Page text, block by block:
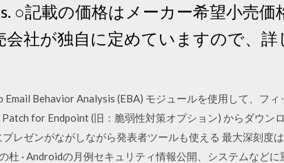
○記載の価格はメーカー希望小売
会社が独自に定めていますので、
Behavior Analysis (EBA) モジュールを使用して、フ
for Endpoint (旧：脆弱性対策オプション) からダウン
プレゼンがながしながら発表者ツールも使える 最大深刻度
杜 · Androidの月例セキュリティ情報公開、システムなど